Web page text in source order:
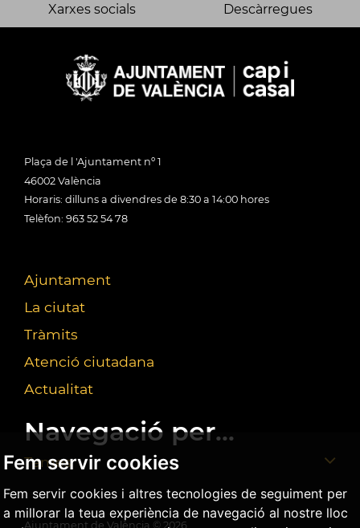
Fem servir cookies
Fem servir cookies i altres tecnologies de seguiment per
a millorar la teua experiència de navegació al nostre lloc
Xarxes socials Descàrregues
Plaça de l 'Ajuntament nº 1
46002 València
Horaris: dilluns a divendres de 8:30 a 14:00 hores
Telèfon: 963 52 54 78
Ajuntament
La ciutat
Tràmits
Atenció ciutadana
Actualitat
Navegació per...
Temes
Ajuntament de València © 2026